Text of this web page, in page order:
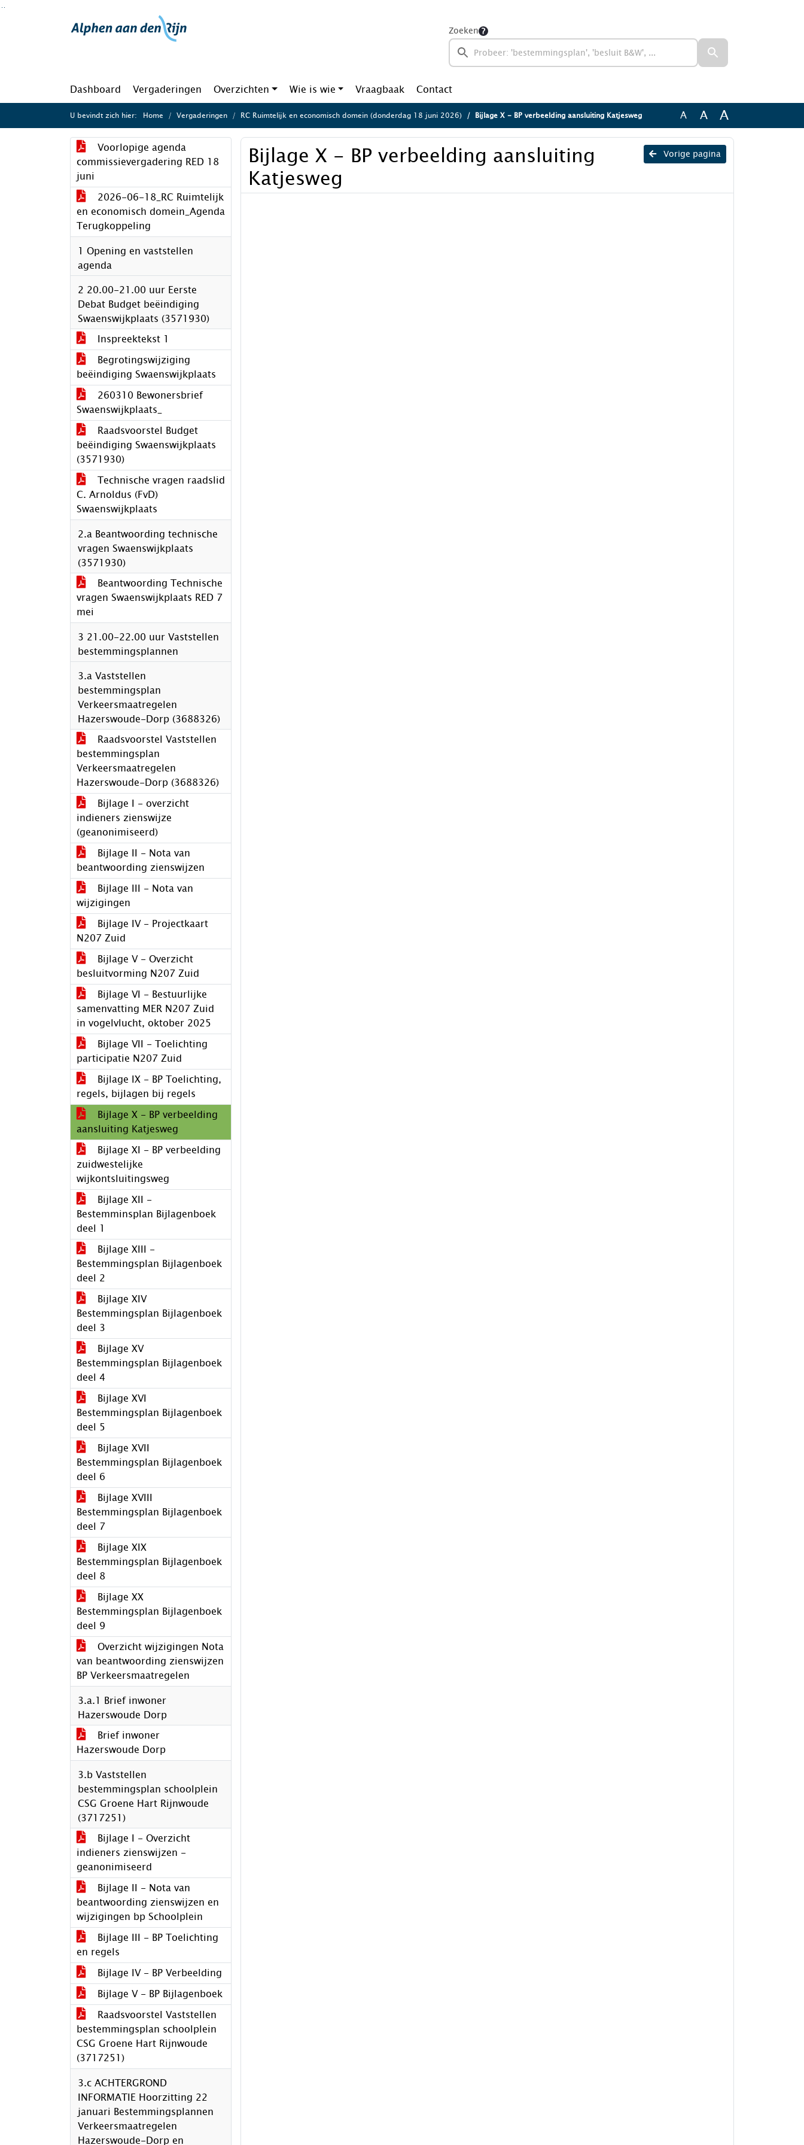
Ga naar de inhoud van deze pagina
Zoeken
Dashboard Vergaderingen Overzichten Wie is wie Vraagbaak Contact
U bevindt zich hier: Home Vergaderingen RC Ruimtelijk en economisch domein (donderdag 18 juni 2026) Bijlage X - BP verbeelding aansluiting Katjesweg A A A
Voorlopige agenda
commissievergadering RED 18
juni
2026-06-18_RC Ruimtelijk
en economisch domein_Agenda
Terugkoppeling
1 Opening en vaststellen
agenda
2 20.00-21.00 uur Eerste
Debat Budget beëindiging
Swaenswijkplaats (3571930)
Inspreektekst 1
Begrotingswijziging
beëindiging Swaenswijkplaats
260310 Bewonersbrief
Swaenswijkplaats_
Raadsvoorstel Budget
beëindiging Swaenswijkplaats
(3571930)
Technische vragen raadslid
C. Arnoldus (FvD)
Swaenswijkplaats
2.a Beantwoording technische
vragen Swaenswijkplaats
(3571930)
Beantwoording Technische
vragen Swaenswijkplaats RED 7
mei
3 21.00-22.00 uur Vaststellen
bestemmingsplannen
3.a Vaststellen
bestemmingsplan
Verkeersmaatregelen
Hazerswoude-Dorp (3688326)
Raadsvoorstel Vaststellen
bestemmingsplan
Verkeersmaatregelen
Hazerswoude-Dorp (3688326)
Bijlage I - overzicht
indieners zienswijze
(geanonimiseerd)
Bijlage II - Nota van
beantwoording zienswijzen
Bijlage III - Nota van
wijzigingen
Bijlage IV - Projectkaart
N207 Zuid
Bijlage V - Overzicht
besluitvorming N207 Zuid
Bijlage VI - Bestuurlijke
samenvatting MER N207 Zuid
in vogelvlucht, oktober 2025
Bijlage VII - Toelichting
participatie N207 Zuid
Bijlage IX - BP Toelichting,
regels, bijlagen bij regels
Bijlage X - BP verbeelding
aansluiting Katjesweg
Bijlage XI - BP verbeelding
zuidwestelijke
wijkontsluitingsweg
Bijlage XII -
Bestemminsplan Bijlagenboek
deel 1
Bijlage XIII -
Bestemmingsplan Bijlagenboek
deel 2
Bijlage XIV
Bestemmingsplan Bijlagenboek
deel 3
Bijlage XV
Bestemmingsplan Bijlagenboek
deel 4
Bijlage XVI
Bestemmingsplan Bijlagenboek
deel 5
Bijlage XVII
Bestemmingsplan Bijlagenboek
deel 6
Bijlage XVIII
Bestemmingsplan Bijlagenboek
deel 7
Bijlage XIX
Bestemmingsplan Bijlagenboek
deel 8
Bijlage XX
Bestemmingsplan Bijlagenboek
deel 9
Overzicht wijzigingen Nota
van beantwoording zienswijzen
BP Verkeersmaatregelen
3.a.1 Brief inwoner
Hazerswoude Dorp
Brief inwoner
Hazerswoude Dorp
3.b Vaststellen
bestemmingsplan schoolplein
CSG Groene Hart Rijnwoude
(3717251)
Bijlage I - Overzicht
indieners zienswijzen -
geanonimiseerd
Bijlage II - Nota van
beantwoording zienswijzen en
wijzigingen bp Schoolplein
Bijlage III - BP Toelichting
en regels
Bijlage IV - BP Verbeelding
Bijlage V - BP Bijlagenboek
Raadsvoorstel Vaststellen
bestemmingsplan schoolplein
CSG Groene Hart Rijnwoude
(3717251)
3.c ACHTERGROND
INFORMATIE Hoorzitting 22
januari Bestemmingsplannen
Verkeersmaatregelen
Hazerswoude-Dorp en
Vorige pagina
Bijlage X - BP verbeelding aansluiting
Katjesweg